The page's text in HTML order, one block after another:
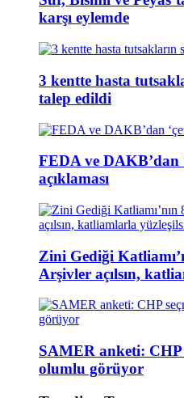
karşı eylemde
3 kentte hasta
talep edildi
FEDA ve DAKB’dan
açıklaması
Zini Gediği
Arşivler açılsın,
SAMER anketi: CHP
olumlu görüyor